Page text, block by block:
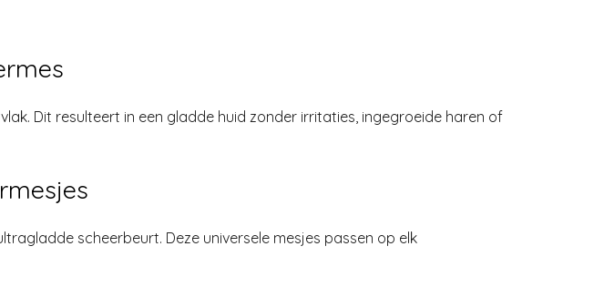
Dit resulteert in een gladde huid zonder irritaties, ingegroeide haren of
scheerbeurt. Deze universele mesjes passen op elk